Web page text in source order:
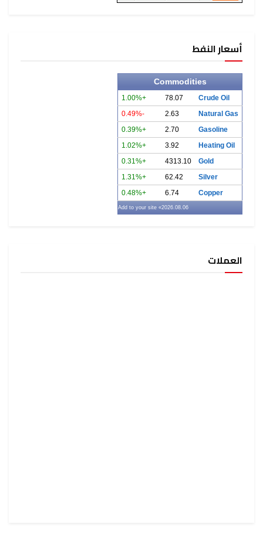
أسعار النفط
Commodities
Crude Oil
78.07
+1.00%
Natural Gas
2.63
-0.49%
Gasoline
2.70
+0.39%
Heating Oil
3.92
+1.02%
Gold
4313.10
+0.31%
Silver
62.42
+1.31%
Copper
6.74
+0.48%
2026.08.06
» Add to your site
العملات